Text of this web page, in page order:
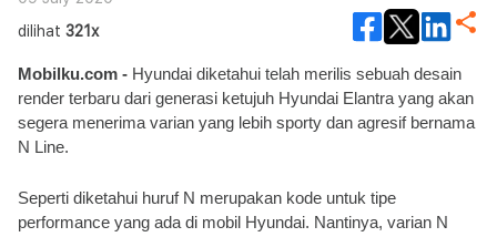
dilihat 321x
Mobilku.com - Hyundai diketahui telah merilis sebuah desain
render terbaru dari generasi ketujuh Hyundai Elantra yang akan
segera menerima varian yang lebih sporty dan agresif bernama
N Line.
Seperti diketahui huruf N merupakan kode untuk tipe
performance yang ada di mobil Hyundai. Nantinya, varian N